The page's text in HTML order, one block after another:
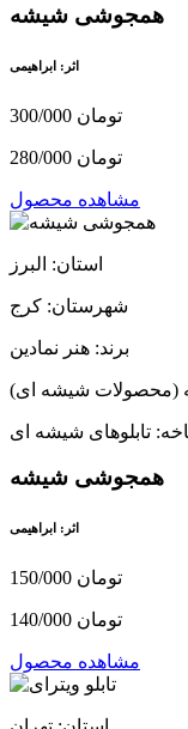
همجوشی شیشه
اثر: ابراهیمی
300/000 تومان
280/000 تومان
مشاهده محصول
استان: البرز
شهرستان: کرج
برند: هنر نمادین
(محصولات شیشه ای)
تابلوهای شیشه ای
همجوشی شیشه
اثر: ابراهیمی
150/000 تومان
140/000 تومان
مشاهده محصول